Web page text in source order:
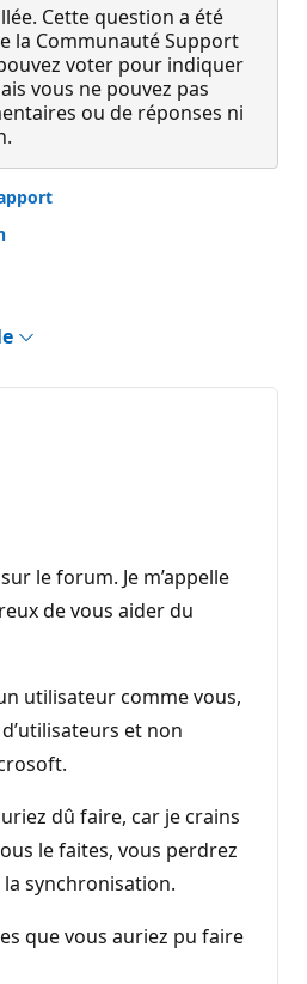
Cette question a été
la Communauté Support
voter pour indiquer
vous ne pouvez pas
ou de réponses ni
le forum. Je m’appelle
de vous aider du
utilisateur comme vous,
et non
dû faire, car je crains
le faites, vous perdrez
synchronisation.
que vous auriez pu faire